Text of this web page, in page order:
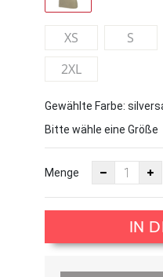
XS S
2XL
Gewählte Farbe:
Bitte wähle eine Größe
Menge
IN